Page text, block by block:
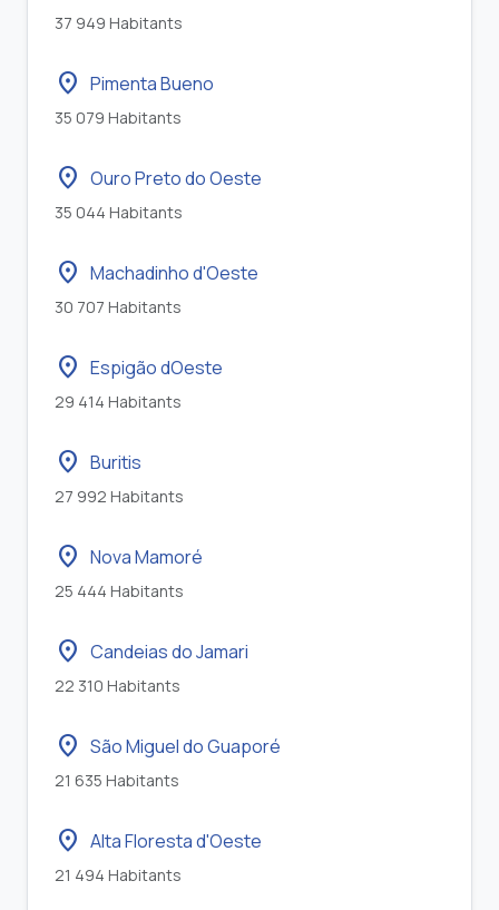
37 949 Habitants
location_on Pimenta Bueno
35 079 Habitants
location_on Ouro Preto do Oeste
35 044 Habitants
location_on Machadinho d'Oeste
30 707 Habitants
location_on Espigão dOeste
29 414 Habitants
location_on Buritis
27 992 Habitants
location_on Nova Mamoré
25 444 Habitants
location_on Candeias do Jamari
22 310 Habitants
location_on São Miguel do Guaporé
21 635 Habitants
location_on Alta Floresta d'Oeste
21 494 Habitants